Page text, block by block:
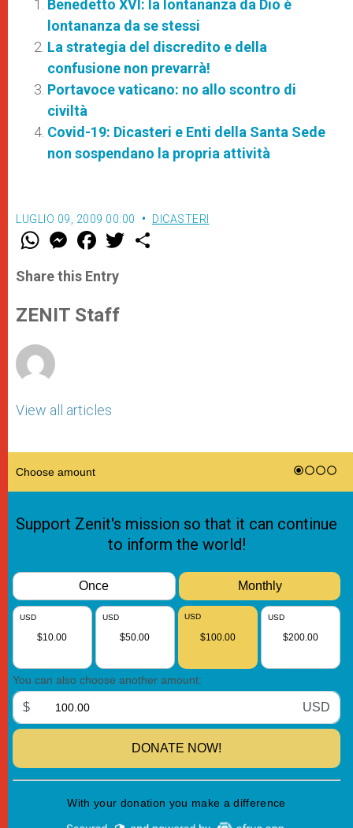
Benedetto XVI: la lontananza da Dio è
lontananza da se stessi
La strategia del discredito e della
confusione non prevarrà!
Portavoce vaticano: no allo scontro di
civiltà
Covid-19: Dicasteri e Enti della Santa Sede
non sospendano la propria attività
LUGLIO 09, 2009 00:00 DICASTERI
W
t
s
p
p
M
e
s
e
g
e
F
a
e
b
o
k
w
Share this Entry
ZENIT Staff
View all articles